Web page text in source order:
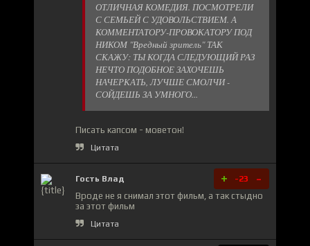
ОТЛИЧНАЯ КОМЕДИЯ. ПОСМОТРЕЛИ
С СЕМЬЕЙ С УДОВОЛЬСТВИЕМ. А
КОММЕНТАТОРУ-ПРОВОКАТОРУ ПОД
НИКОМ "Вредный зритель" ТАК
СКАЖУ: ТЫ КОГДА СЛЕДУЮЩИЙ РАЗ
НЕЧТО ПОДОБНОЕ ЗАХОЧЕШЬ
НАЧЕРКАТЬ, ЛУЧШЕ СМОЛЧИ -
СОЙДЕШЬ ЗА УМНОГО...
Писать капсом - моветон!
Цитата
Гость Влад + -23 -
Вроде не я снимал этот фильм, а так стыдно
за этот фильм
Цитата